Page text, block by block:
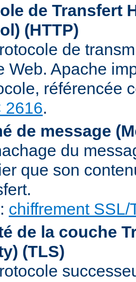
de Transfert
(HTTP)
de
Web. Apache
référencée
2616.
de message
du
que son
chiffrement SSL/
de la couche
(TLS)